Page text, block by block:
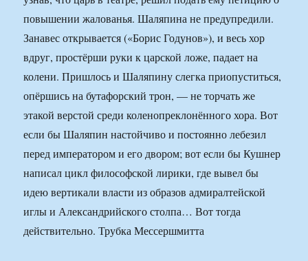
повышении жалованья. Шаляпина не предупредили.
Занавес открывается («Борис Годунов»), и весь хор
вдруг, простёрши руки к царской ложе, падает на
колени. Пришлось и Шаляпину слегка приопуститься,
опёршись на бутафорский трон, — не торчать же
этакой верстой среди коленопреклонённого хора. Вот
если бы Шаляпин настойчиво и постоянно лебезил
перед императором и его двором; вот если бы Кушнер
написал цикл философской лирики, где вывел бы
идею вертикали власти из образов адмиралтейской
иглы и Александрийского столпа… Вот тогда
действительно. Трубка Мессершмитта